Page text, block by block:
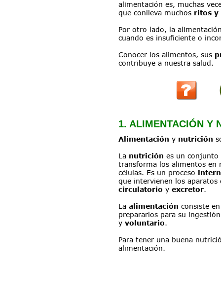
alimentación es, muchas
que conlleva muchos ritos y
Por otro lado, la
cuando es insuficiente o
Conocer los alimentos, sus
contribuye a nuestra salud.
1. ALIMENTACIÓN Y
Alimentación y nutrición
La nutrición es un
transforma los alimentos en
células. Es un proceso
que intervienen los aparatos
circulatorio y excretor.
La alimentación consiste
prepararlos para su
y voluntario.
Para tener una buena
alimentación.